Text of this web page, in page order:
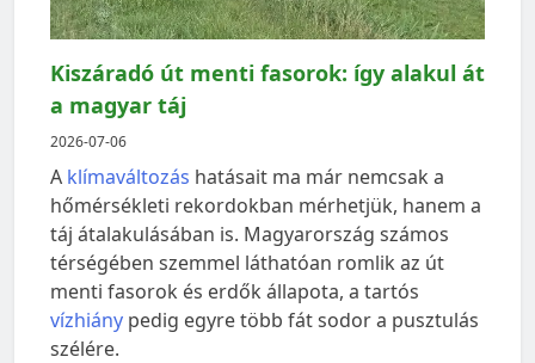
Kiszáradó út menti fasorok: így alakul át
a magyar táj
2026-07-06
A klímaváltozás hatásait ma már nemcsak a
hőmérsékleti rekordokban mérhetjük, hanem a
táj átalakulásában is. Magyarország számos
térségében szemmel láthatóan romlik az út
menti fasorok és erdők állapota, a tartós
vízhiány pedig egyre több fát sodor a pusztulás
szélére.